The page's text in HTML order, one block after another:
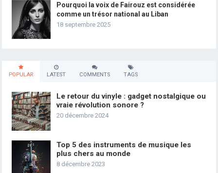
Pourquoi la voix de Fairouz est considérée
comme un trésor national au Liban
18 septembre 2025
POPULAR LATEST COMMENTS TAGS
Le retour du vinyle : gadget nostalgique ou
vraie révolution sonore ?
20 décembre 2024
Top 5 des instruments de musique les
plus chers au monde
8 décembre 2023